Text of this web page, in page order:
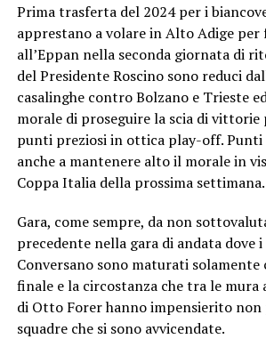
Prima trasferta del 2024 per i
apprestano a volare in Alto Adige per
all’Eppan nella seconda giornata di
del Presidente Roscino sono reduci
casalinghe contro Bolzano e Trieste
morale di proseguire la scia di
punti preziosi in ottica play-off. Punti
anche a mantenere alto il morale in
Coppa Italia della prossima settimana.
Gara, come sempre, da non
precedente nella gara di andata dove
Conversano sono maturati solamente
finale e la circostanza che tra le mura
di Otto Forer hanno impensierito
squadre che si sono avvicendate.